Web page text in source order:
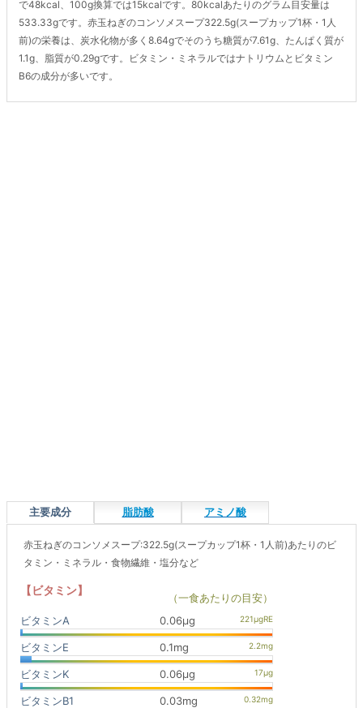
で48kcal、100g換算では15kcalです。80kcalあたりのグラム目安量は
533.33gです。赤玉ねぎのコンソメスープ322.5g(スープカップ1杯・1人
前)の栄養は、炭水化物が多く8.64gでそのうち糖質が7.61g、たんぱく質が
1.1g、脂質が0.29gです。ビタミン・ミネラルではナトリウムとビタミン
B6の成分が多いです。
主要成分 脂肪酸 アミノ酸
赤玉ねぎのコンソメスープ:322.5g(スープカップ1杯・1人前)あたりのビ
タミン・ミネラル・食物繊維・塩分など
【ビタミン】
（一食あたりの目安）
ビタミンA
0.06μg
ビタミンE 0.1mg
ビタミンK 0.06μg
ビタミンB1 0.03mg